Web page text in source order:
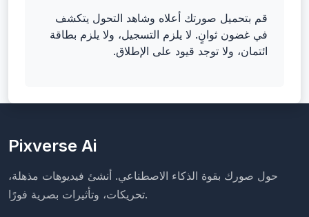
قم بتحميل صورتك أعلاه وشاهد التحول يتكشف
في غضون ثوانٍ. لا يلزم التسجيل، ولا يلزم بطاقة
ائتمان، ولا توجد قيود على الإطلاق.
Pixverse Ai
حول صورك بقوة الذكاء الاصطناعي. أنشئ فيديوهات مذهلة،
تحريكات، وتأثيرات بصرية فورًا.